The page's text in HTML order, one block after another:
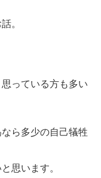
。
っている方も多い
ら多少の自己犠牲
思います。